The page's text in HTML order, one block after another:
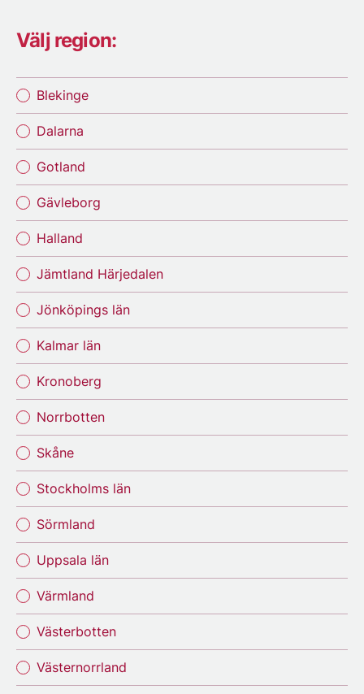
Välj region:
Blekinge
Dalarna
Gotland
Gävleborg
Halland
Jämtland Härjedalen
Jönköpings län
Kalmar län
Kronoberg
Norrbotten
Skåne
Stockholms län
Sörmland
Uppsala län
Värmland
Västerbotten
Västernorrland